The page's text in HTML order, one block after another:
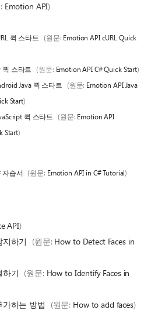
Emotion API)
퀵 스타트 (원문: Emotion API cURL Quick
퀵 스타트
(원문: Emotion API C# Quick Start)
Java 퀵 스타트
(원문: Emotion API Java
Start)
퀵 스타트
(원문: Emotion API
Start)
자습서 (원문: Emotion API in C# Tutorial)
API)
하기
(원문: How to Detect Faces in
하기
(원문: How to Identify Faces in
하는 방법
(원문: How to add faces)